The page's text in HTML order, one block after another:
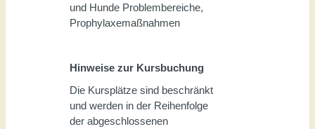
und Hunde Problembereiche,
Prophylaxemaßnahmen
Hinweise zur Kursbuchung
Die Kursplätze sind beschränkt
und werden in der Reihenfolge
der abgeschlossenen